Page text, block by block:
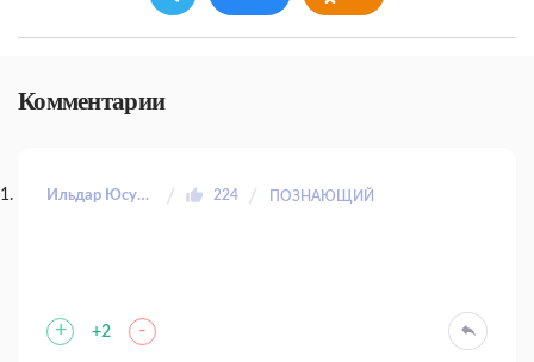
Комментарии
Ильдар Юсупов 224 ПОЗНАЮЩИЙ
+ +2 -